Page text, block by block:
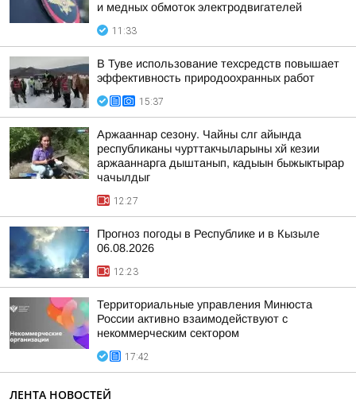
и медных обмоток электродвигателей
11:33
В Туве использование техсредств повышает
эффективность природоохранных работ
15:37
Аржааннар сезону. Чайны слг айында
республиканы чурттакчыларыны хй кезии
аржааннарга дыштанып, кадыын быжыктырар
чачылдыг
12:27
Прогноз погоды в Республике и в Кызыле
06.08.2026
12:23
Территориальные управления Минюста
России активно взаимодействуют с
некоммерческим сектором
17:42
ЛЕНТА НОВОСТЕЙ